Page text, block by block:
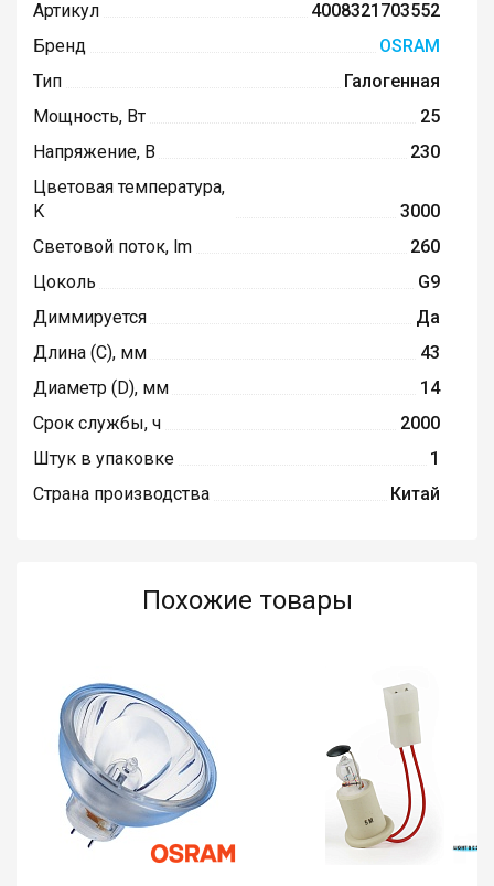
Артикул
4008321703552
Бренд
OSRAM
Тип
Галогенная
Мощность, Вт
25
Напряжение, В
230
Цветовая температура,
K
3000
Световой поток, lm
260
Цоколь
G9
Диммируется
Да
Длина (C), мм
43
Диаметр (D), мм
14
Срок службы, ч
2000
Штук в упаковке
1
Страна производства
Китай
Похожие товары